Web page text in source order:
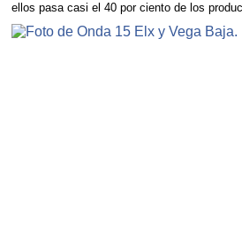
ellos pasa casi el 40 por ciento de los